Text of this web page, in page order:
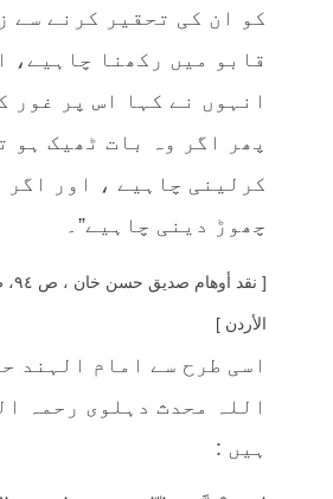
کو ان کی تحقیر کرنے سے
قابو میں رکھنا چاہیے،
انہوں نے کہا اس پر غور
پھر اگر وہ بات ٹھیک ہو
کرلینی چاہیے ، اور اگر
چھوڑ دینی چاہیے”۔
[
الأردن ]
اسی طرح سے امام الہند
اللہ محدث دہلوی رحمہ
ہیں :